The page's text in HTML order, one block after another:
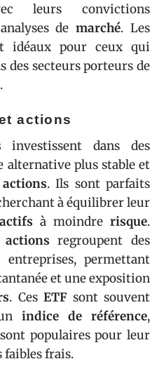
leurs convictions
demarché. Les
idéaux pour ceux qui
des secteurs porteurs de
.
actions
investissent dans des
alternative plus stable et
actions. Ils sont parfaits
à équilibrer leur
actifs à moindre risque.
actions regroupent des
entreprises, permettant
et une exposition
. Ces ETFsont souvent
indice de référence,
populaires pour leur
faibles frais.